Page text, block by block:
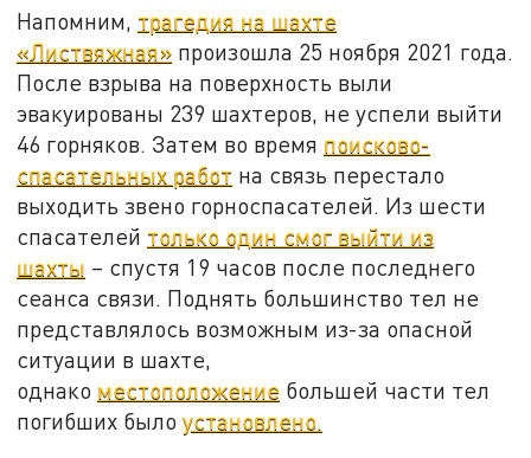
Напомним, трагедия на шахте
«Листвяжная» произошла 25 ноября 2021 года.
После взрыва на поверхность выли
эвакуированы 239 шахтеров, не успели выйти
46 горняков. Затем во время поисково-
спасательных работ на связь перестало
выходить звено горноспасателей. Из шести
спасателей только один смог выйти из
шахты – спустя 19 часов после последнего
сеанса связи. Поднять большинство тел не
представлялось возможным из-за опасной
ситуации в шахте,
однако местоположение большей части тел
погибших былоустановлено.